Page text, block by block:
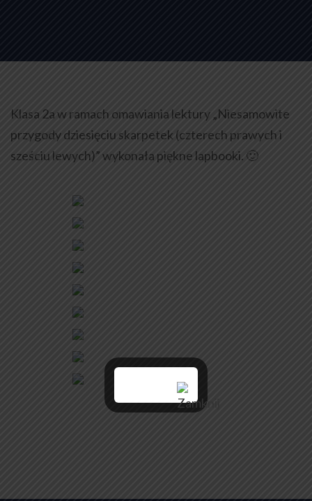
Klasa 2a w ramach omawiania lektury „Niesamowite
przygody dziesięciu skarpetek (czterech prawych i
sześciu lewych)” wykonała piękne lapbooki. 🙂